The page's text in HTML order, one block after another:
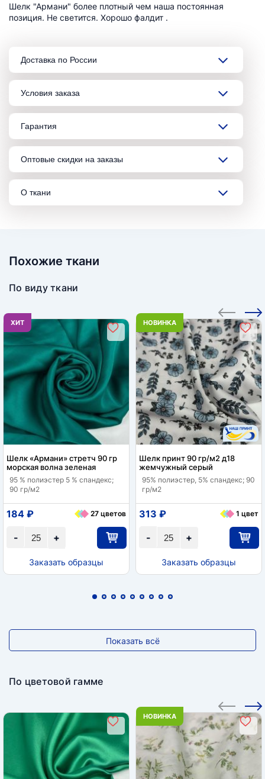
Шелк "Армани" более плотный чем наша постоянная
позиция. Не светится. Хорошо фалдит .
Доставка по России
Условия заказа
Гарантия
Оптовые скидки на заказы
О ткани
Похожие ткани
По виду ткани
ХИТ
Шелк «Армани» стретч 90 гр
морская волна зеленая
95 % полиэстер 5 % спандекс;
90 гр/м2
+
-
184 ₽ 27 цветов
Заказать образцы
НОВИНКА
Шелк принт 90 гр/м2 д18
жемчужный серый
95% полиэстер, 5% спандекс; 90
гр/м2
+
-
313 ₽ 1 цвет
Заказать образцы
Показать всё
По цветовой гамме
НОВИНКА